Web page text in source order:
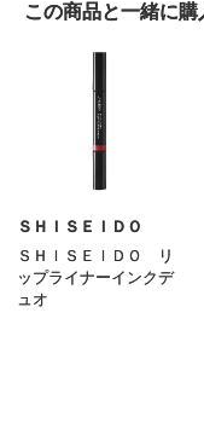
アイブロウ
グロス
チーク
シェーディング・ハイラ
この商品と一緒に購
ＳＨＩＳＥＩＤＯ
ＳＨＩＳＥＩＤＯ リ
ップライナーインクデ
ュオ